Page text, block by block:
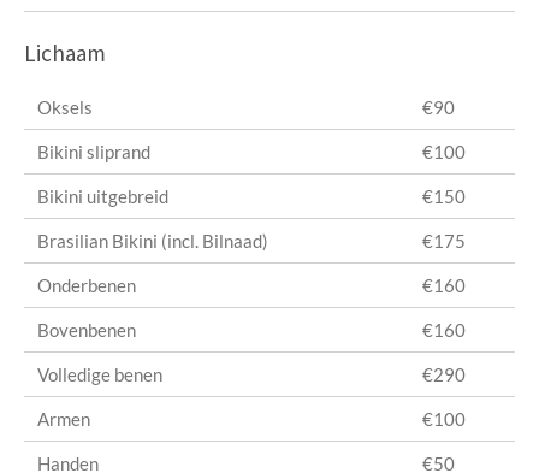
Lichaam
Oksels €90
Bikini sliprand €100
Bikini uitgebreid €150
Brasilian Bikini (incl. Bilnaad) €175
Onderbenen €160
Bovenbenen €160
Volledige benen €290
Armen €100
Handen €50